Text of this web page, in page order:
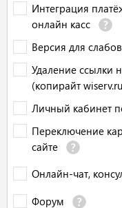
Интеграция
онлайн касс
Версия для
Удаление ссылки
(копирайт
Личный кабинет
Переключение
сайте
Онлайн-чат,
Форум